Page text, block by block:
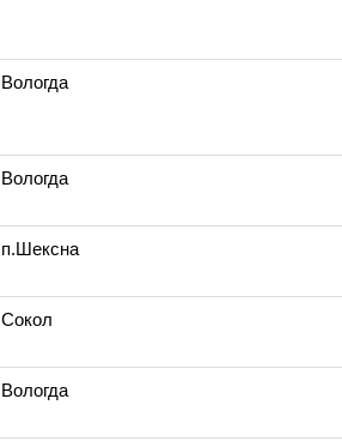
Вологда
Вологда
п.Шексна
Сокол
Вологда